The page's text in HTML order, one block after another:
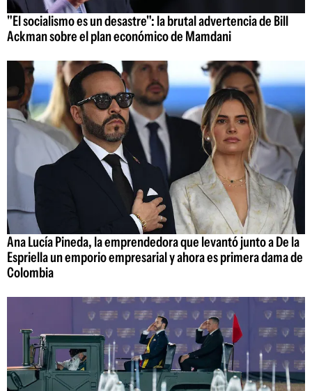
"El socialismo es un desastre": la brutal advertencia de Bill
Ackman sobre el plan económico de Mamdani
Ana Lucía Pineda, la emprendedora que levantó junto a De la
Espriella un emporio empresarial y ahora es primera dama de
Colombia